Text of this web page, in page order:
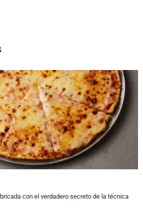
con el verdadero secreto de la técnica